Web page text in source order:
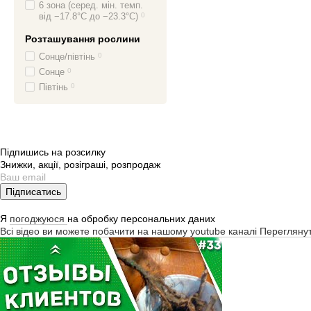
6 зона (серед. мін. темп.
від −17.8°C до −23.3°C) 0
Розташування рослини
Сонце/півтінь 0
Сонце 0
Півтінь 0
Підпишись на розсилку
Знижки, акції, розіграші, розпродаж
Підписатись
Я погоджуюся на обробку персональних даних
Всі відео ви можете побачити на нашому youtube каналі